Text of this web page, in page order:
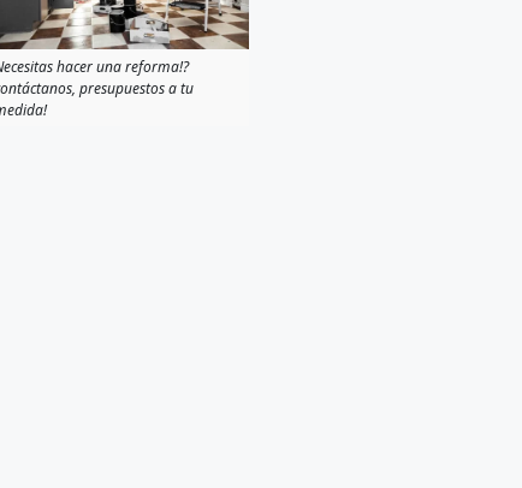
hacer una reforma!?
presupuestos a tu